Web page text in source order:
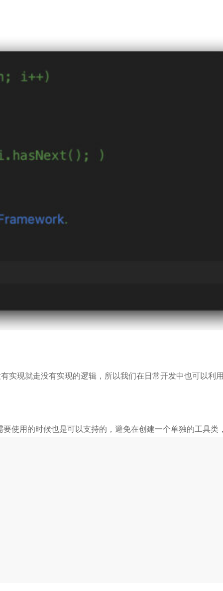
现就走没有实现的逻辑，所以我们在日常开发中也可以
使用的时候也是可以支持的，避免在创建一个单独的工具